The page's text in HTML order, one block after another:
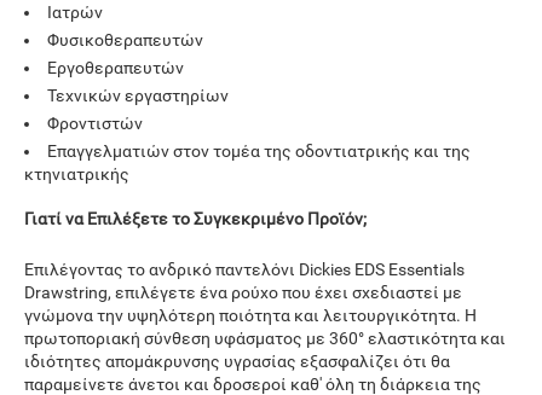
Ιατρών
Φυσικοθεραπευτών
Εργοθεραπευτών
Τεχνικών εργαστηρίων
Φροντιστών
Επαγγελματιών στον τομέα της οδοντιατρικής και της
κτηνιατρικής
Γιατί να Επιλέξετε το Συγκεκριμένο Προϊόν;
Επιλέγοντας το ανδρικό παντελόνι Dickies EDS Essentials
Drawstring, επιλέγετε ένα ρούχο που έχει σχεδιαστεί με
γνώμονα την υψηλότερη ποιότητα και λειτουργικότητα. Η
πρωτοποριακή σύνθεση υφάσματος με 360° ελαστικότητα και
ιδιότητες απομάκρυνσης υγρασίας εξασφαλίζει ότι θα
παραμείνετε άνετοι και δροσεροί καθ' όλη τη διάρκεια της